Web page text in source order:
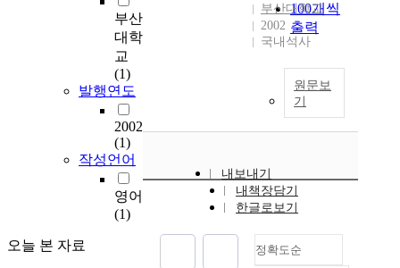
부산
대학
교
(1)
발행연도
2002
(1)
작성언어
영어
(1)
오늘 본 자료
100개씩
출력
부산대학교
2002
국내석사
원문보
기
내보내기
내책장담기
한글로보기
정확도순